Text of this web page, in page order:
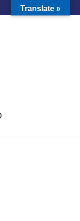
Translate »